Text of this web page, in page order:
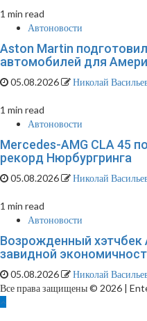
1 min read
Автоновости
Aston Martin
автомобилей для
05.08.2026 Николай
1 min read
Автоновости
Mercedes-AMG CLA 45
рекорд Нюрбургринга
05.08.2026 Николай
1 min read
Автоновости
Возрожденный хэтчбек
завидной
05.08.2026
Николай
Все права защищены © 2026 |